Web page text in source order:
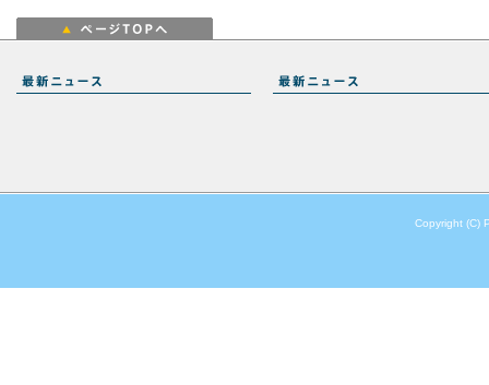
Copyright (C)